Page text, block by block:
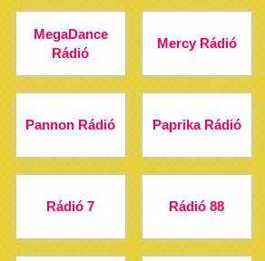
MegaDance
Rádió
Mercy Rádió
Pannon Rádió Paprika Rádió
Rádió 7 Rádió 88